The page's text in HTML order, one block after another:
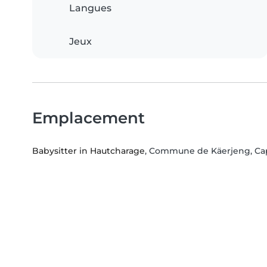
Langues
Jeux
Emplacement
Babysitter in Hautcharage, Commune de Käerjeng,